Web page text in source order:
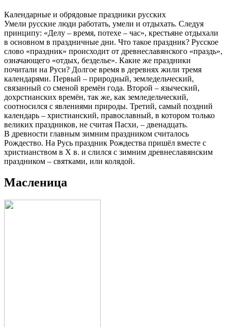
Календарные и обрядовые праздники русских
Умели русские люди работать, умели и отдыхать. Следуя
принципу: «Делу – время, потехе – час», крестьяне отдыхали
в основном в праздничные дни. Что такое праздник? Русское
слово «праздник» происходит от древнеславянского «праздь»,
означающего «отдых, безделье». Какие же праздники
почитали на Руси? Долгое время в деревнях жили тремя
календарями. Первый – природный, земледельческий,
связанный со сменой времён года. Второй – языческий,
дохрстианских времён, так же, как земледельческий,
соотносился с явлениями природы. Третий, самый поздний
календарь – христианский, православный, в котором только
великих праздников, не считая Пасхи, – двенадцать.
В древности главным зимним праздником считалось
Рождество. На Русь праздник Рождества пришёл вместе с
христианством в Х в. и слился с зимним древнеславянским
праздником – святками, или колядой.
Масленица